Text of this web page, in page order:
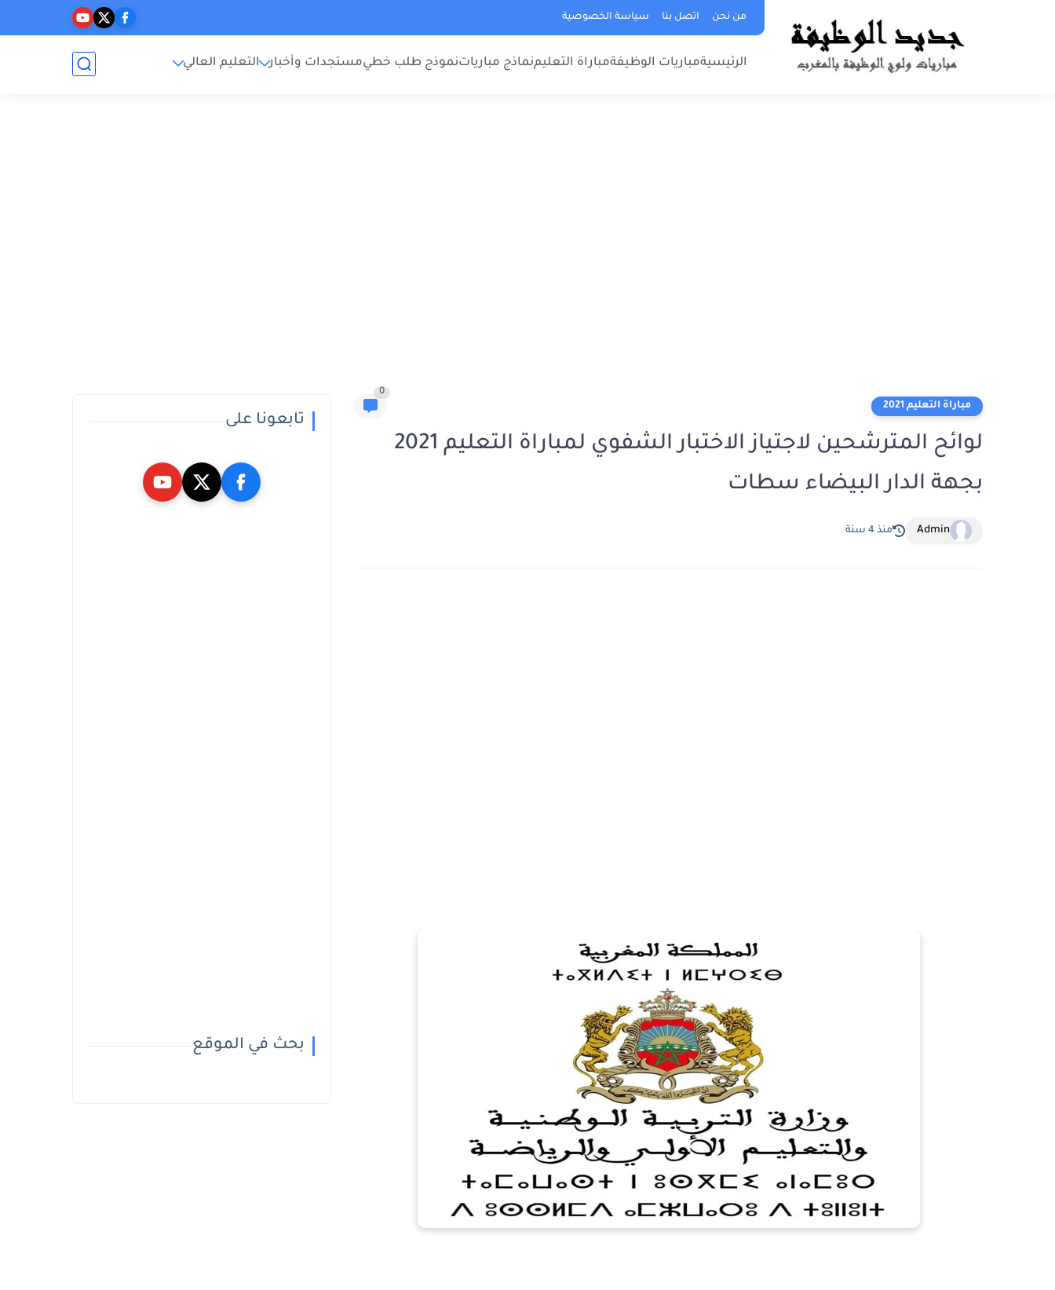
من نحن اتصل بنا سياسة الخصوصية
الرئيسيةمباريات الوظيفةمباراة التعليمنماذج مبارياتنموذج طلب خطيمستجدات وأخبار التعليم العالي
مباراة التعليم 2021
0
لوائح المترشحين لاجتياز الاختبار الشفوي لمباراة التعليم 2021
بجهة الدار البيضاء سطات
Admin منذ 4 سنة
تابعونا على
بحث في الموقع